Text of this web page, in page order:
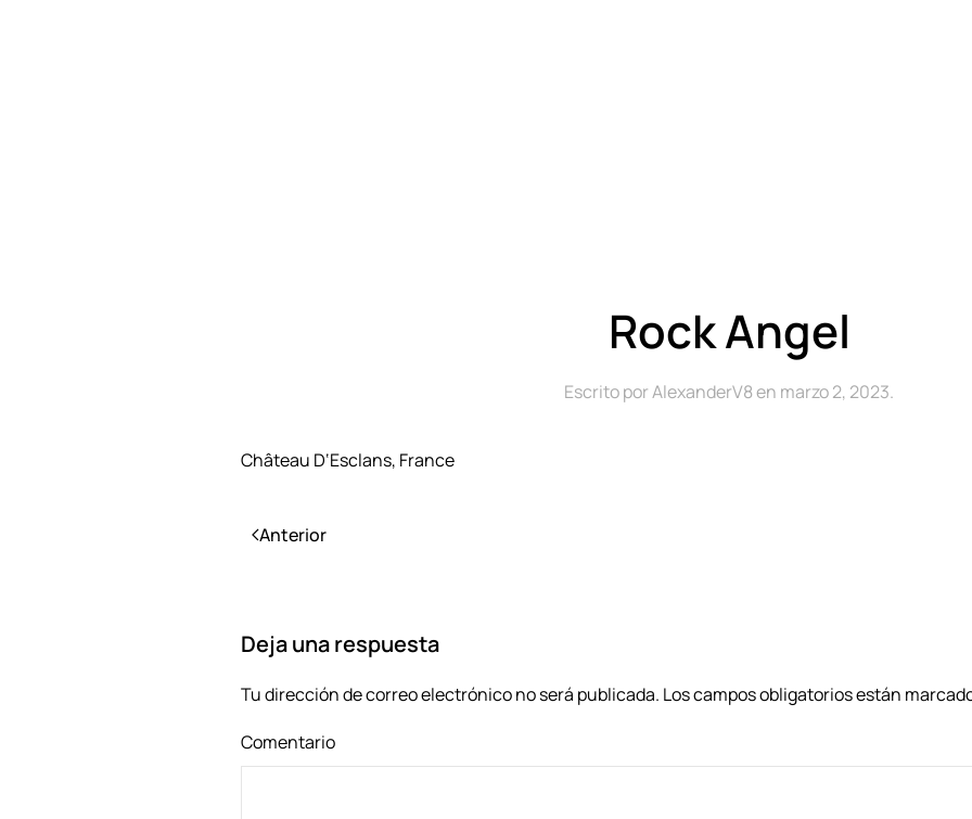
Rock Angel
Escrito porAlexanderV8en marzo 2, 2023.
Château D‘Esclans, France
Anterior
Deja una respuesta
Tu dirección de correo electrónico no será publicada. Los campos obligatorios están
Comentario